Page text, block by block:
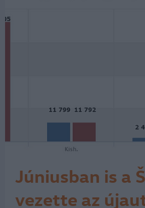
Júniusban is a
vezette az